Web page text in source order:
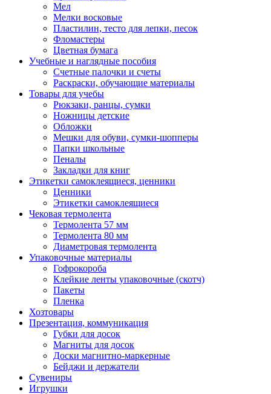
Мел
Мелки восковые
Пластилин, тесто для лепки, песок
Фломастеры
Цветная бумага
Учебные и наглядные пособия
Счетные палочки и счеты
Раскраски, обучающие материалы
Товары для учебы
Рюкзаки, ранцы, сумки
Ножницы детские
Обложки
Мешки для обуви, сумки-шопперы
Папки школьные
Пеналы
Закладки для книг
Этикетки самоклеящиеся, ценники
Ценники
Этикетки самоклеящиеся
Чековая термолента
Термолента 57 мм
Термолента 80 мм
Диаметровая термолента
Упаковочные материалы
Гофрокороба
Клейкие ленты упаковочные (скотч)
Пакеты
Пленка
Хозтовары
Презентация, коммуникация
Губки для досок
Магниты для досок
Доски магнитно-маркерные
Бейджи и держатели
Сувениры
Игрушки